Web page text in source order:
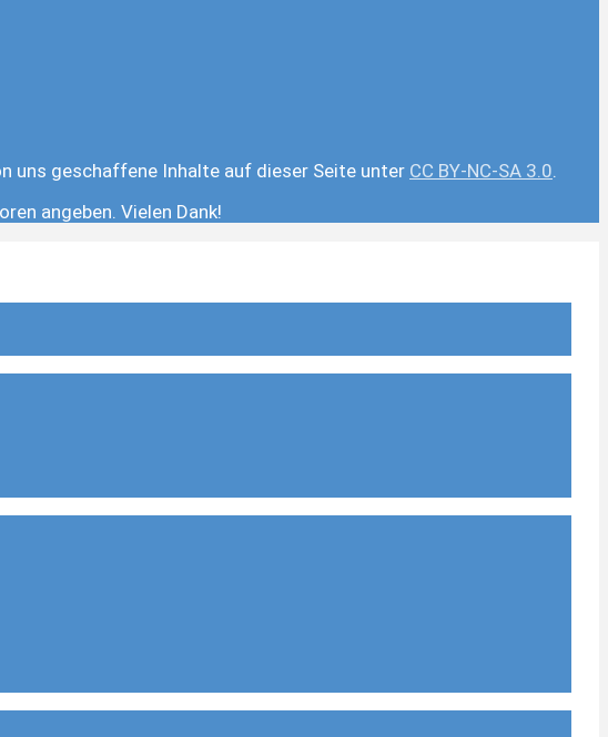
uns geschaffene Inhalte auf dieser Seite unter CC BY-NC-SA 3.0.
angeben. Vielen Dank!